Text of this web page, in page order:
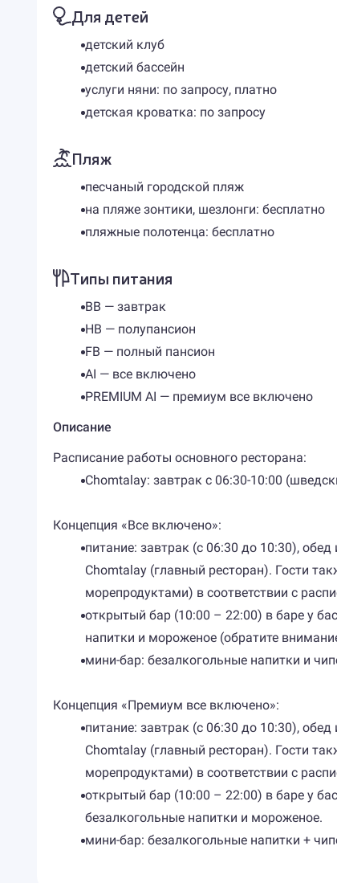
Для детей
детский клуб
детский бассейн
услуги няни: по запросу, платно
детская кроватка: по запросу
Пляж
песчаный городской пляж
на пляже зонтики, шезлонги: бесплатно
пляжные полотенца: бесплатно
Типы питания
BB — завтрак
HB — полупансион
FB — полный пансион
AI — все включено
PREMIUM AI — премиум все включено
Описание
Расписание работы основного ресторана:
Chomtalay: завтрак с 06:30-10:00
Концепция «Все включено»:
питание: завтрак (с 06:30 до 10:30),
Chomtalay (главный ресторан). Гости
морепродуктами) в соответствии с
открытый бар (10:00 – 22:00) в баре у
напитки и мороженое (обратите
мини-бар: безалкогольные напитки и
Концепция «Премиум все включено»:
питание: завтрак (с 06:30 до 10:30),
Chomtalay (главный ресторан). Гости
морепродуктами) в соответствии с
открытый бар (10:00 – 22:00) в баре у
безалкогольные напитки и мороженое.
мини-бар: безалкогольные напитки +